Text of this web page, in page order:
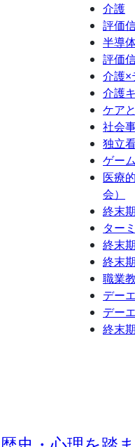
介護
評価
半導
評価
介護×
介護
ケア
社会
独立
ゲー
医療
会）
終末
ター
終末
終末
職業
デー
デー
終末